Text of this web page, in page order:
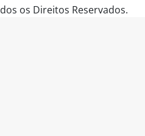
os Direitos Reservados.